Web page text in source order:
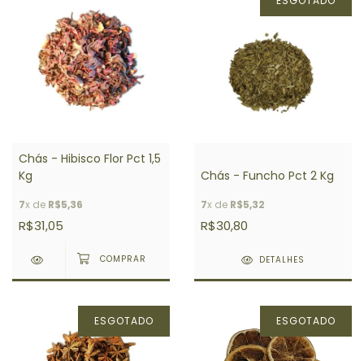
Chás - Hibisco Flor Pct 1,5
Kg
7x de R$5,36
R$31,05
Chás - Funcho Pct 2 Kg
7x de R$5,32
R$30,80
DETALHES
ESGOTADO ESGOTADO